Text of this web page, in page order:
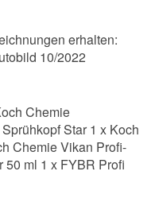
erhalten:
10/2022
Chemie
Star 1 x Koch
Chemie Vikan Profi-
50 ml 1 x FYBR Profi